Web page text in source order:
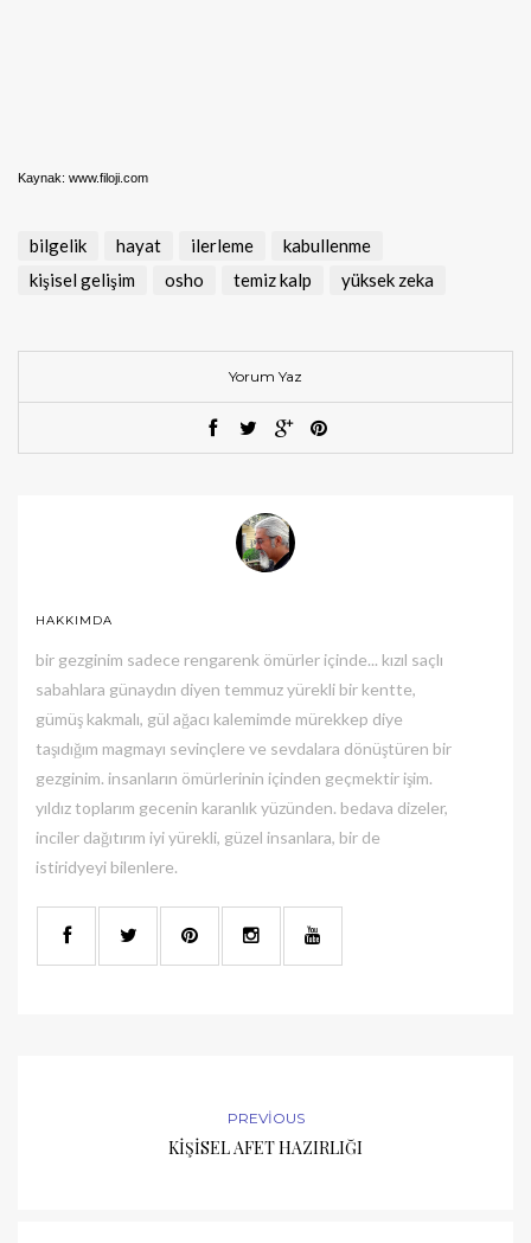
Kaynak: www.filoji.com
bilgelik hayat ilerleme
kabullenme
kişisel gelişim
osho temiz kalp yüksek zeka
Yorum Yaz
HAKKIMDA
bir gezginim sadece rengarenk ömürler içinde... kızıl saçlı
sabahlara günaydın diyen temmuz yürekli bir kentte,
gümüş kakmalı, gül ağacı kalemimde mürekkep diye
taşıdığım magmayı sevinçlere ve sevdalara dönüştüren bir
gezginim. insanların ömürlerinin içinden geçmektir işim.
yıldız toplarım gecenin karanlık yüzünden. bedava dizeler,
inciler dağıtırım iyi yürekli, güzel insanlara, bir de
istiridyeyi bilenlere.
PREVIOUS
KİŞİSEL AFET HAZIRLIĞI